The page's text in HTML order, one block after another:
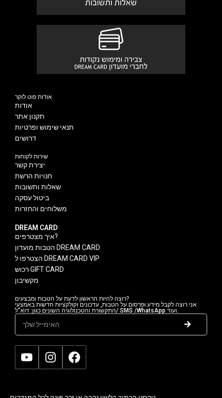
אודות פוט לוקר
אודות
תקנון אתר
תנאי שימוש ופרטיות
דרושים
שירות לקוחות
יצירת קשר
חנויות הרשת
שאלות ותשובות
ביטול עסקה
משלוחים והחזרות
DREAM CARD
איך מצטרפים?
הטבות מועדון DREAM CARD
הצטרפו ל DREAM CARD VIP
רכוש GIFT CARD
מקשיבון
רוצה להיות הראשון לדעת על הטבות ומבצעים?
אני רוצה לקבל מידע ופרסום על הטבות, עדכונים וקולקציות חדשות באמצעי
התקשורת והטכנולוגיה השונים כגון: דוא"ל/ SMS /WhatsApp ועוד.